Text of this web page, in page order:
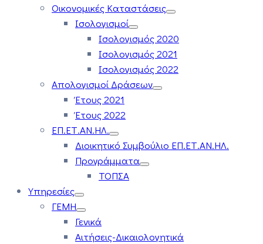
Οικονομικές Καταστάσεις
Ισολογισμοί
Ισολογισμός 2020
Ισολογισμός 2021
Ισολογισμός 2022
Απολογισμοί Δράσεων
Έτους 2021
Έτους 2022
ΕΠ.ΕΤ.ΑΝ.ΗΛ.
Διοικητικό Συμβούλιο ΕΠ.ΕΤ.ΑΝ.ΗΛ.
Προγράμματα
ΤΟΠΣΑ
Υπηρεσίες
ΓΕΜΗ
Γενικά
Αιτήσεις-Δικαιολογητικά